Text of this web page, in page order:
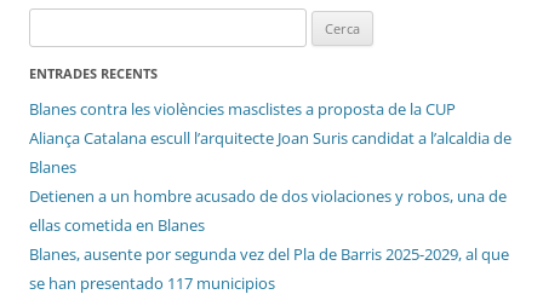
ENTRADES RECENTS
Blanes contra les violències masclistes a proposta de la CUP
Aliança Catalana escull l’arquitecte Joan Suris candidat a l’alcaldia de
Blanes
Detienen a un hombre acusado de dos violaciones y robos, una de
ellas cometida en Blanes
Blanes, ausente por segunda vez del Pla de Barris 2025-2029, al que
se han presentado 117 municipios